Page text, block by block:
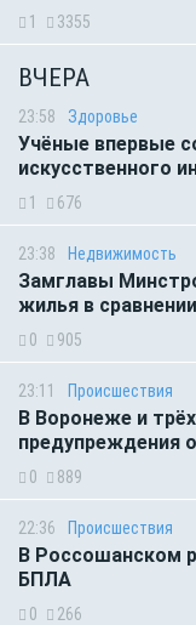
1 3355
ВЧЕРА
23:58 Здоровье
Учёные впервые
искусственного
1 676
23:38 Недвижимость
Замглавы
жилья в
0 905
23:11 Происшествия
В Воронеже и
предупреждения
0 889
22:36 Происшествия
В Россошанском
БПЛА
0 266